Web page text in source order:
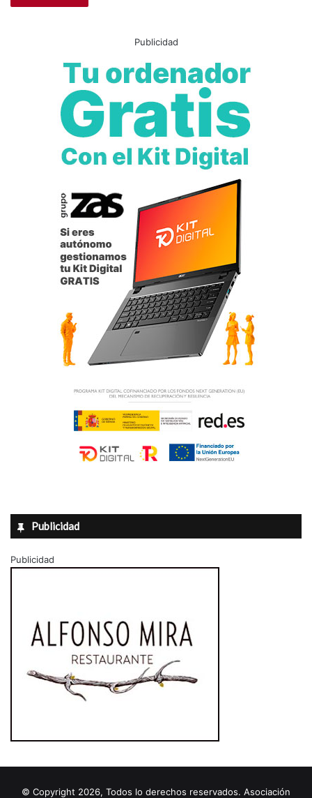
Publicidad
Publicidad
Publicidad
© Copyright 2026, Todos lo derechos reservados. Asociación